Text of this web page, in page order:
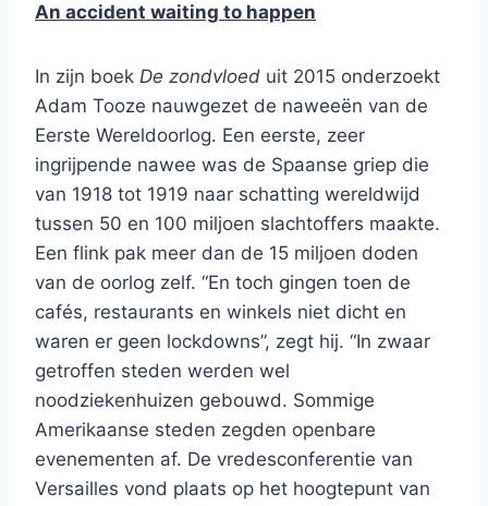
An accident waiting to happen
In zijn boek De zondvloed uit 2015 onderzoekt
Adam Tooze nauwgezet de naweeën van de
Eerste Wereldoorlog. Een eerste, zeer
ingrijpende nawee was de Spaanse griep die
van 1918 tot 1919 naar schatting wereldwijd
tussen 50 en 100 miljoen slachtoffers maakte.
Een flink pak meer dan de 15 miljoen doden
van de oorlog zelf. “En toch gingen toen de
cafés, restaurants en winkels niet dicht en
waren er geen lockdowns”, zegt hij. “In zwaar
getroffen steden werden wel
noodziekenhuizen gebouwd. Sommige
Amerikaanse steden zegden openbare
evenementen af. De vredesconferentie van
Versailles vond plaats op het hoogtepunt van